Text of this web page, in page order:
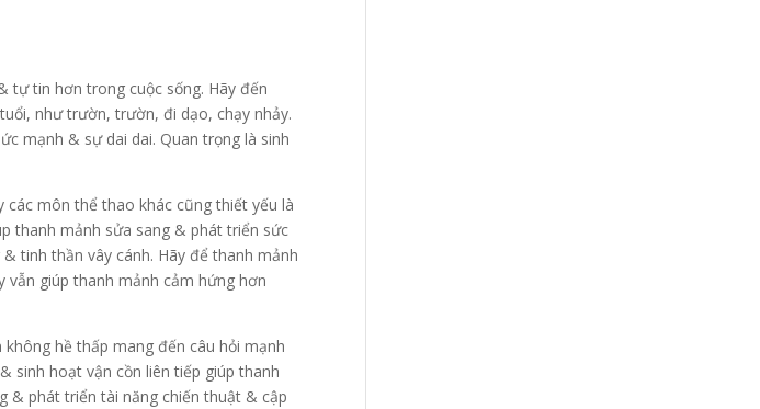
tự tin hơn trong cuộc sống. Hãy đến
như trườn, trườn, đi dạo, chạy nhảy.
mạnh & sự dai dai. Quan trọng là sinh
các môn thể thao khác cũng thiết yếu là
thanh mảnh sửa sang & phát triển sức
tinh thần vây cánh. Hãy để thanh mảnh
giúp thanh mảnh cảm hứng hơn
hề thấp mang đến câu hỏi mạnh
sinh hoạt vận cồn liên tiếp giúp thanh
& phát triển tài năng chiến thuật & cập